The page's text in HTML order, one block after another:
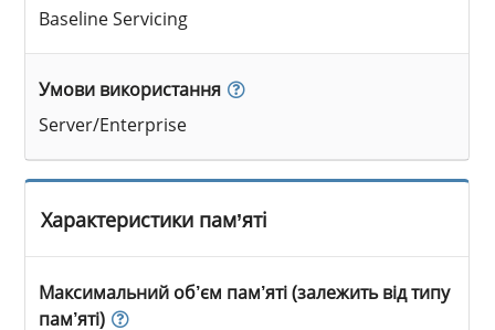
Baseline Servicing
Умови використання
Server/Enterprise
Характеристики пам’яті
Максимальний об’єм пам’яті (залежить від типу
пам’яті)